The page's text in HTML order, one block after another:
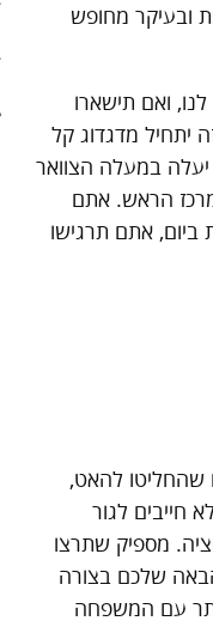
מומלצים – רשימה שניה
ובעיקר מחופש
ואם תישארו
יתחיל מדגדוג קל
במעלה הצוואר
הראש. אתם
ביום, אתם תרגישו
שהחליטו להאט,
חייבים לגור
מספיק שתרצו
שלכם בצורה
עם המשפחה